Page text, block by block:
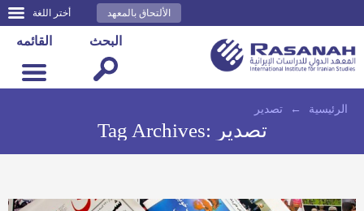
أختر اللغة الألتحاق بالمعهد
القائمه البحث
الرئيسية ← تصدير
Tag Archives: تصدير